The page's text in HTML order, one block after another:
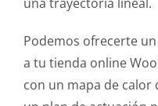
Podemos ofrecerte
a tu tienda online
con un mapa de